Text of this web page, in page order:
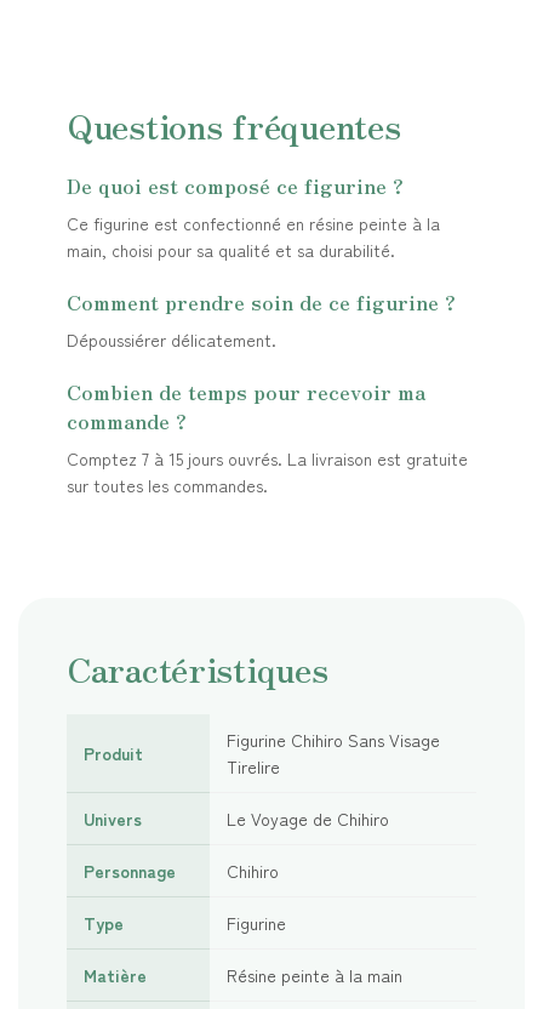
Questions fréquentes
De quoi est composé ce figurine ?
Ce figurine est confectionné en résine peinte à la
main, choisi pour sa qualité et sa durabilité.
Comment prendre soin de ce figurine ?
Dépoussiérer délicatement.
Combien de temps pour recevoir ma
commande ?
Comptez 7 à 15 jours ouvrés. La livraison est gratuite
sur toutes les commandes.
Caractéristiques
Produit
Figurine Chihiro Sans Visage
Tirelire
Univers Le Voyage de Chihiro
Personnage Chihiro
Type Figurine
Matière Résine peinte à la main